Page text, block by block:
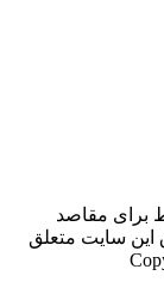
برای مقاصد
این سایت متعلق